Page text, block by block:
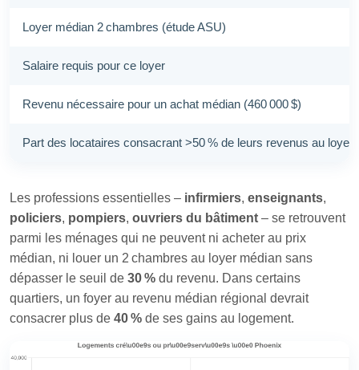
Loyer médian 2 chambres (étude ASU)
Salaire requis pour ce loyer
Revenu nécessaire pour un achat médian (460 000 $)
Part des locataires consacrant >50 % de leurs revenus au loyer
Les professions essentielles – infirmiers, enseignants,
policiers, pompiers, ouvriers du bâtiment – se retrouvent
parmi les ménages qui ne peuvent ni acheter au prix
médian, ni louer un 2 chambres au loyer médian sans
dépasser le seuil de 30 % du revenu. Dans certains
quartiers, un foyer au revenu médian régional devrait
consacrer plus de 40 % de ses gains au logement.